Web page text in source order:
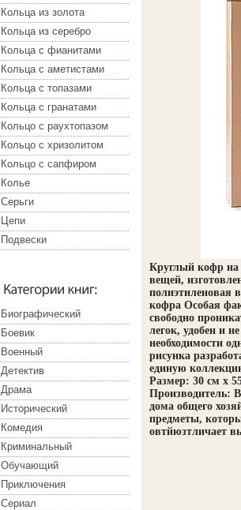
Кольца из золота
Кольца из серебро
Кольца с фианитами
Кольца с аметистами
Кольца с топазами
Кольца с гранатами
Кольцо с раухтопазом
Кольцо с хризолитом
Кольцо с сапфиром
Колье
Серьги
Цепи
Подвески
Биографический
Боевик
Военный
Детектив
Драма
Исторический
Комедия
Криминальный
Обучающий
Приключения
Сериал
Круглый кофр на
вещей,
полиэтиленовая
кофра Особая
свободно
легок, удобен и
необходимости
рисунка
единую
Размер: 30 см х
Производитель:
дома общего
предметы,
овтйюзтличает